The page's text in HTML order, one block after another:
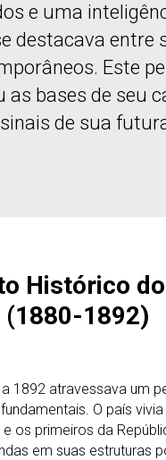
e uma
destacava entre
Este
as bases de seu
de sua
Histórico
(1880-1892)
1892 atravessava um
O país
os primeiros da
em suas estruturas